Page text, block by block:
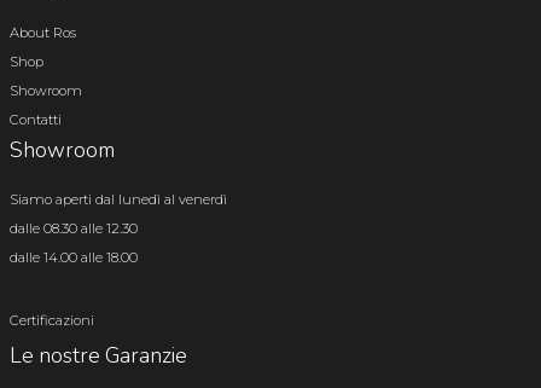
About Ros
Shop
Showroom
Contatti
Showroom
Siamo aperti dal lunedì al venerdì
dalle 08.30 alle 12.30
dalle 14.00 alle 18.00
Certificazioni
Le nostre Garanzie